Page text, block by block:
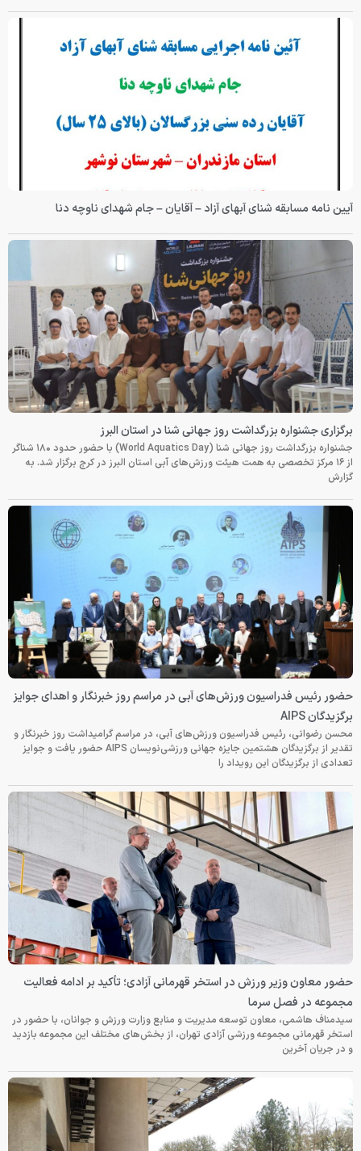
آیین نامه مسابقه شنای آبهای آزاد – آقایان – جام شهدای ناوچه دنا
برگزاری جشنواره بزرگداشت روز جهانی شنا در استان البرز
جشنواره بزرگداشت روز جهانی شنا (World Aquatics Day) با حضور حدود ۱۸۰ شناگر
از ۱۶ مرکز تخصصی به همت هیئت ورزش‌های آبی استان البرز در کرج برگزار شد. به
گزارش
حضور رئیس فدراسیون ورزش‌های آبی در مراسم روز خبرنگار و اهدای جوایز
برگزیدگان AIPS
محسن رضوانی، رئیس فدراسیون ورزش‌های آبی، در مراسم گرامیداشت روز خبرنگار و
تقدیر از برگزیدگان هشتمین جایزه جهانی ورزشی‌نویسان AIPS حضور یافت و جوایز
تعدادی از برگزیدگان این رویداد را
حضور معاون وزیر ورزش در استخر قهرمانی آزادی؛ تأکید بر ادامه فعالیت
مجموعه در فصل سرما
سیدمناف هاشمی، معاون توسعه مدیریت و منابع وزارت ورزش و جوانان، با حضور در
استخر قهرمانی مجموعه ورزشی آزادی تهران، از بخش‌های مختلف این مجموعه بازدید
و در جریان آخرین